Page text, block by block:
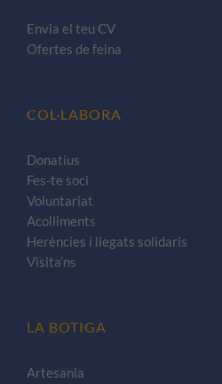
Envia el teu CV
Ofertes de feina
COL·LABORA
Donatius
Fes-te soci
Voluntariat
Acolliments
Herències i llegats solidaris
Visita’ns
LA BOTIGA
Artesania